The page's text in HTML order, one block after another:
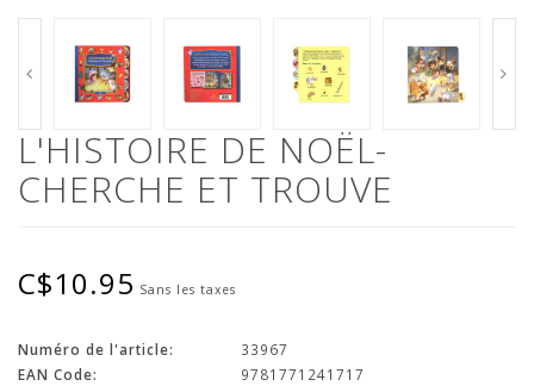
L'HISTOIRE DE NOËL-
CHERCHE ET TROUVE
C$10.95 Sans les taxes
Numéro de l'article:
33967
EAN Code:
9781771241717